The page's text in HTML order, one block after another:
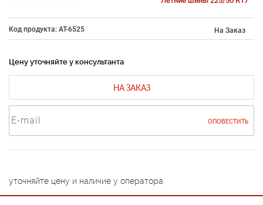
Код продукта: AT-6525 На Заказ
Цену уточняйте у консультанта
НА ЗАКАЗ
ОПОВЕСТИТЬ
уточняйте цену и наличие у оператора